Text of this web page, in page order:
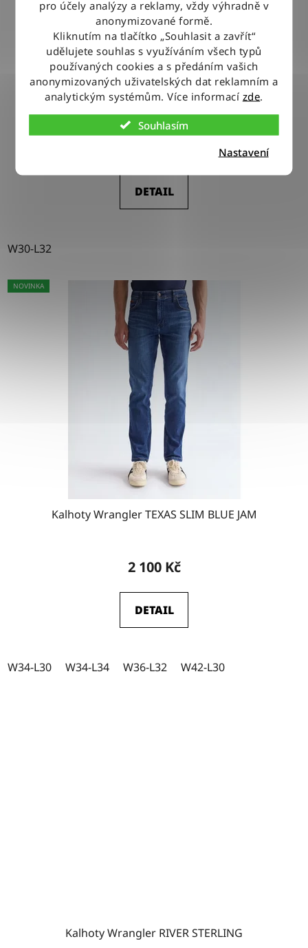
pro účely analýzy a reklamy, vždy výhradně v
anonymizované formě.
Kliknutím na tlačítko „Souhlasit a zavřít“
udělujete souhlas s využíváním všech typů
používaných cookies a s předáním vašich
anonymizovaných uživatelských dat reklamním a
analytickým systémům. Více informací zde.
Souhlasím
Nastavení
Kalhoty Wrangler REINFORCED SOFTSHELL PANT
BLACK
DETAIL
W30-L32
NOVINKA
Kalhoty Wrangler TEXAS SLIM BLUE JAM
2 100 Kč
DETAIL
W34-L30 W34-L34 W36-L32 W42-L30
Kalhoty Wrangler RIVER STERLING